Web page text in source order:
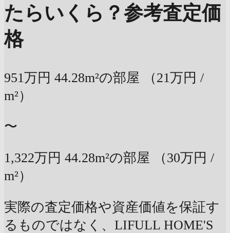
たらいくら？参考査定価
格
951万円 44.28m²の部屋
（21万円 /
m²）
〜
1,322万円 44.28m²の部屋
（30万円 /
m²）
実際の査定価格や資産価値を保証す
るものではなく、LIFULL HOME'S